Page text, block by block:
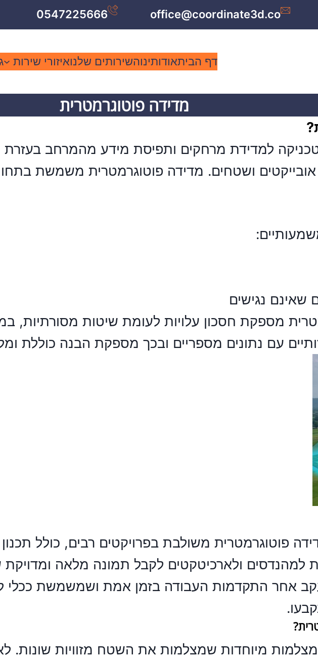
office@coordinate3d.co
0547225666
דף הביתאודותינוהשירותים שלנואיזורי שירות
מדידה פוטוגרמטרית
למדידת מרחקים ותפיסת מידע מהמרחב בעזרת
ושטחים. מדידה פוטוגרמטרית משמשת
שאינם נגישים
מספקת חסכון עלויות לעומת שיטות מסורתיות,
עם נתונים מספריים ובכך מספקת הבנה כוללת
פוטוגרמטרית משולבת בפרויקטים רבים, כולל
למהנדסים ולארכיטקטים לקבל תמונה מלאה
אחר התקדמות העבודה בזמן אמת ושמשמשת ככלי
מיוחדות שמצלמות את השטח מזוויות שונות.